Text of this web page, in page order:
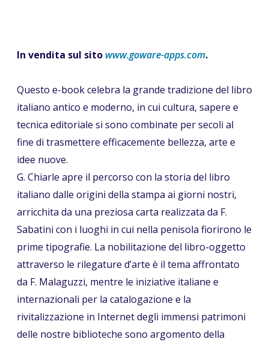
In vendita sul sito www.goware-apps.com.
Questo e-book celebra la grande tradizione del libro
italiano antico e moderno, in cui cultura, sapere e
tecnica editoriale si sono combinate per secoli al
fine di trasmettere efficacemente bellezza, arte e
idee nuove.
G. Chiarle apre il percorso con la storia del libro
italiano dalle origini della stampa ai giorni nostri,
arricchita da una preziosa carta realizzata da F.
Sabatini con i luoghi in cui nella penisola fiorirono le
prime tipografie. La nobilitazione del libro-oggetto
attraverso le rilegature d’arte è il tema affrontato
da F. Malaguzzi, mentre le iniziative italiane e
internazionali per la catalogazione e la
rivitalizzazione in Internet degli immensi patrimoni
delle nostre biblioteche sono argomento della